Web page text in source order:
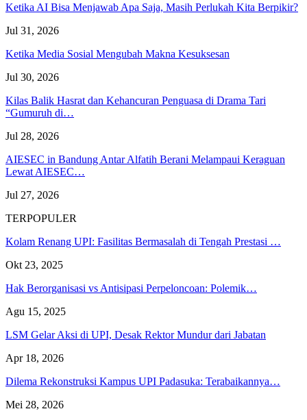
Ketika AI Bisa Menjawab Apa Saja, Masih Perlukah Kita Berpikir?
Jul 31, 2026
Ketika Media Sosial Mengubah Makna Kesuksesan
Jul 30, 2026
Kilas Balik Hasrat dan Kehancuran Penguasa di Drama Tari
“Gumuruh di…
Jul 28, 2026
AIESEC in Bandung Antar Alfatih Berani Melampaui Keraguan
Lewat AIESEC…
Jul 27, 2026
TERPOPULER
Kolam Renang UPI: Fasilitas Bermasalah di Tengah Prestasi …
Okt 23, 2025
Hak Berorganisasi vs Antisipasi Perpeloncoan: Polemik…
Agu 15, 2025
LSM Gelar Aksi di UPI, Desak Rektor Mundur dari Jabatan
Apr 18, 2026
Dilema Rekonstruksi Kampus UPI Padasuka: Terabaikannya…
Mei 28, 2026